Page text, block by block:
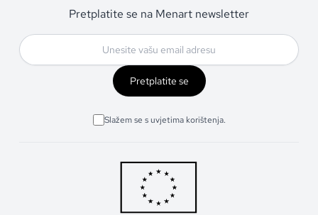
Pretplatite se na Menart newsletter
Pretplatite se
Slažem se s uvjetima korištenja.